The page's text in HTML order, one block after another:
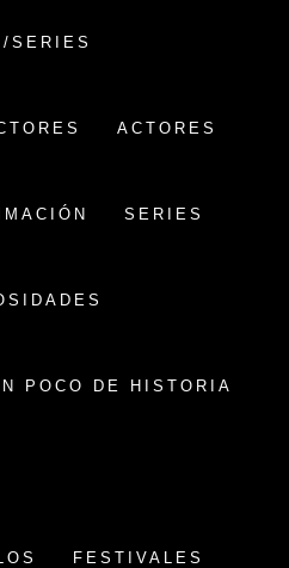
SERIES
ACTORES
SERIES
POCO DE HISTORIA
FESTIVALES
CHINA
2022
NOTICIAS / Un poco de